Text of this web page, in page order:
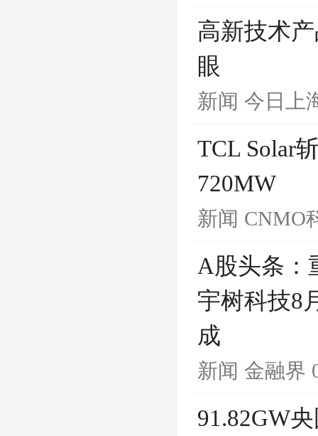
高新技术
眼
新闻 今日上
TCL Solar
720MW
新闻 CNMO
A股头条：
宇树科技8
成
新闻 金融界
91.82GW